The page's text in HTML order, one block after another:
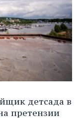
детсада в
претензии